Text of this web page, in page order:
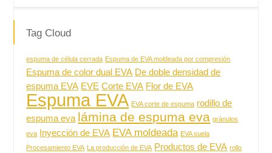
Tag Cloud
espuma de célula cerrada Espuma de EVA moldeada por compresión
Espuma de color dual EVA De doble densidad de
espuma EVA EVE Corte EVA Flor de EVA
Espuma EVA EVA corte de espuma rodillo de
espuma eva lámina de espuma eva gránulos
eva
Inyección de EVA EVA moldeada EVA suela
Procesamiento EVA La producción de EVA Productos de EVA rollo